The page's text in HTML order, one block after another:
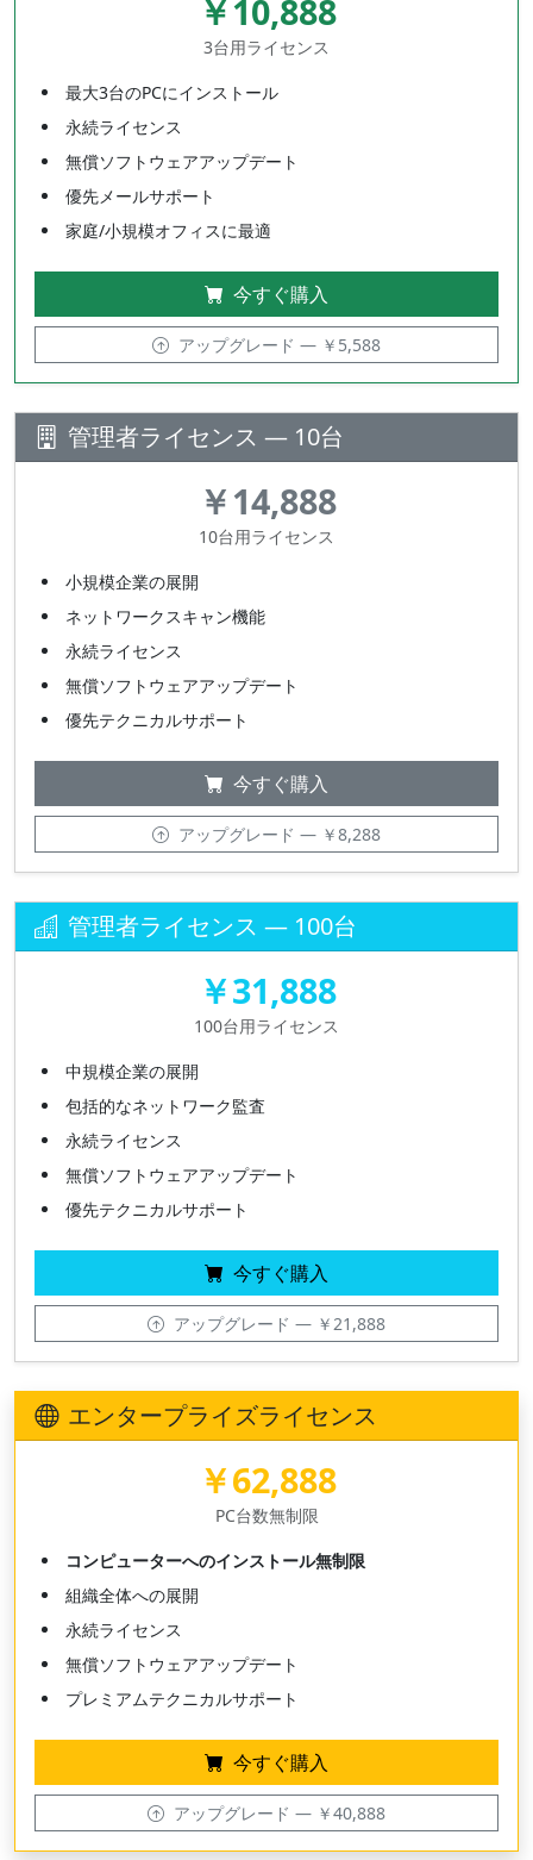
￥10,888
3台用ライセンス
最大3台のPCにインストール
永続ライセンス
無償ソフトウェアアップデート
優先メールサポート
家庭/小規模オフィスに最適
今すぐ購入
アップグレード — ￥5,588
管理者ライセンス — 10台
￥14,888
10台用ライセンス
小規模企業の展開
ネットワークスキャン機能
永続ライセンス
無償ソフトウェアアップデート
優先テクニカルサポート
今すぐ購入
アップグレード — ￥8,288
管理者ライセンス — 100台
￥31,888
100台用ライセンス
中規模企業の展開
包括的なネットワーク監査
永続ライセンス
無償ソフトウェアアップデート
優先テクニカルサポート
今すぐ購入
アップグレード — ￥21,888
エンタープライズライセンス
￥62,888
PC台数無制限
コンピューターへのインストール無制限
組織全体への展開
永続ライセンス
無償ソフトウェアアップデート
プレミアムテクニカルサポート
今すぐ購入
アップグレード — ￥40,888